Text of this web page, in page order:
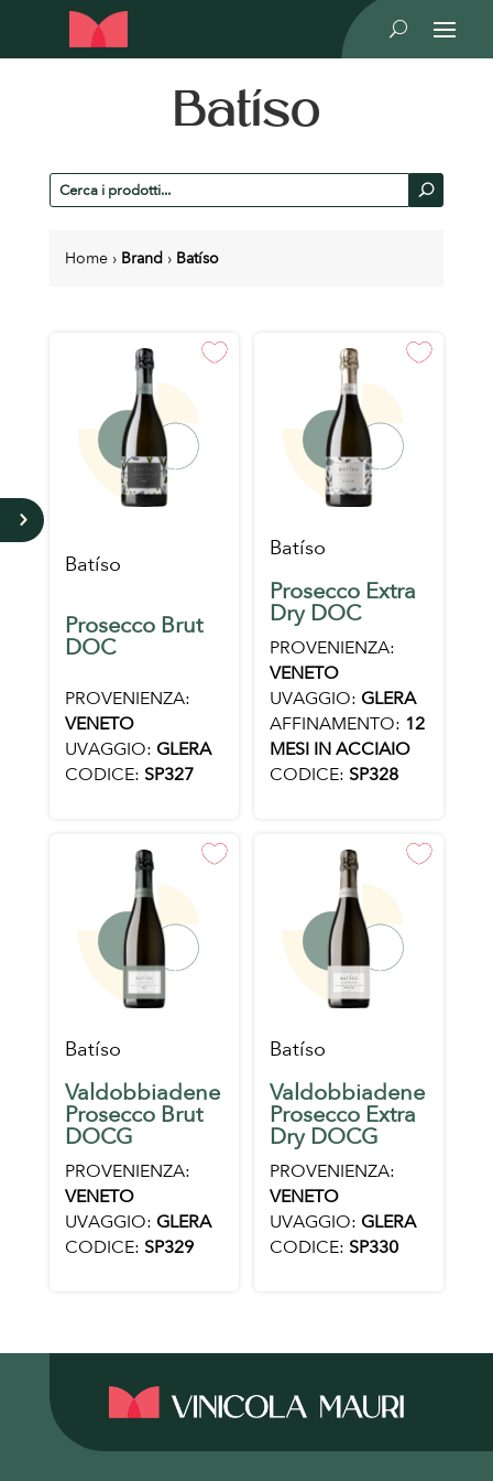
U
Batíso
Cerca
prodotti
U
Home › Brand › Batíso
5
Batíso
Prosecco Brut
DOC
PROVENIENZA:
VENETO
UVAGGIO: GLERA
CODICE: SP327
Batíso
Prosecco Extra
Dry DOC
PROVENIENZA:
VENETO
UVAGGIO: GLERA
AFFINAMENTO: 12
MESI IN ACCIAIO
CODICE: SP328
Batíso
Valdobbiadene
Prosecco Brut
DOCG
PROVENIENZA:
VENETO
UVAGGIO: GLERA
CODICE: SP329
Batíso
Valdobbiadene
Prosecco Extra
Dry DOCG
PROVENIENZA:
VENETO
UVAGGIO: GLERA
CODICE: SP330